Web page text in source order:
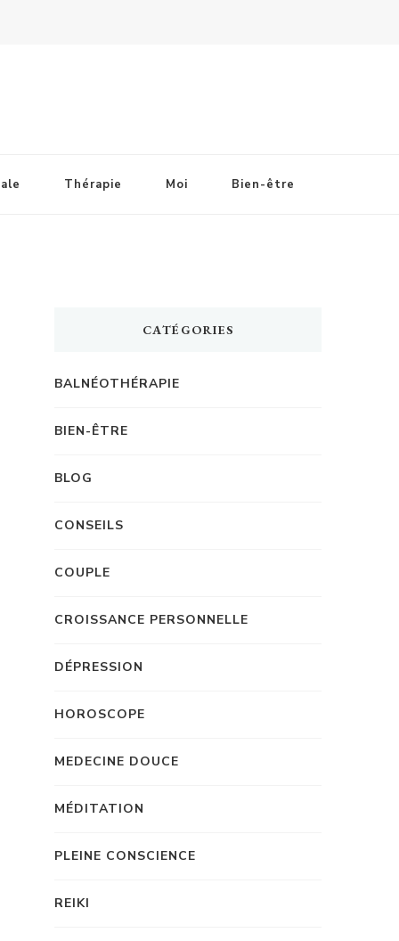
Thérapie Moi Bien-être
CATÉGORIES
BALNÉOTHÉRAPIE
BIEN-ÊTRE
BLOG
CONSEILS
COUPLE
CROISSANCE PERSONNELLE
DÉPRESSION
HOROSCOPE
MEDECINE DOUCE
MÉDITATION
PLEINE CONSCIENCE
REIKI